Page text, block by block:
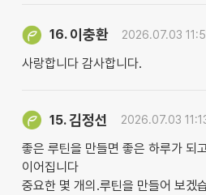
16. 이충환 2026.07.03
사랑합니다 감사합니다.
15.김정선 2026.07.03
좋은 루틴을 만들면 좋은 하루가 되
이어집니다
중요한 몇 개의.루틴을 만들어 보겠